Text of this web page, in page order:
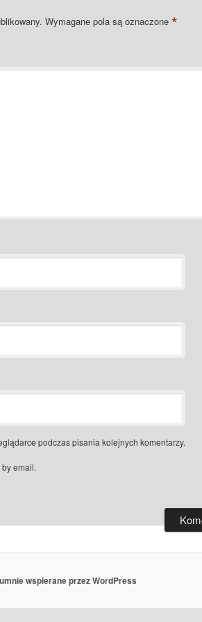
Wymagane pola są oznaczone *
podczas pisania kolejnych komentarzy.
email.
wspierane przez WordPress